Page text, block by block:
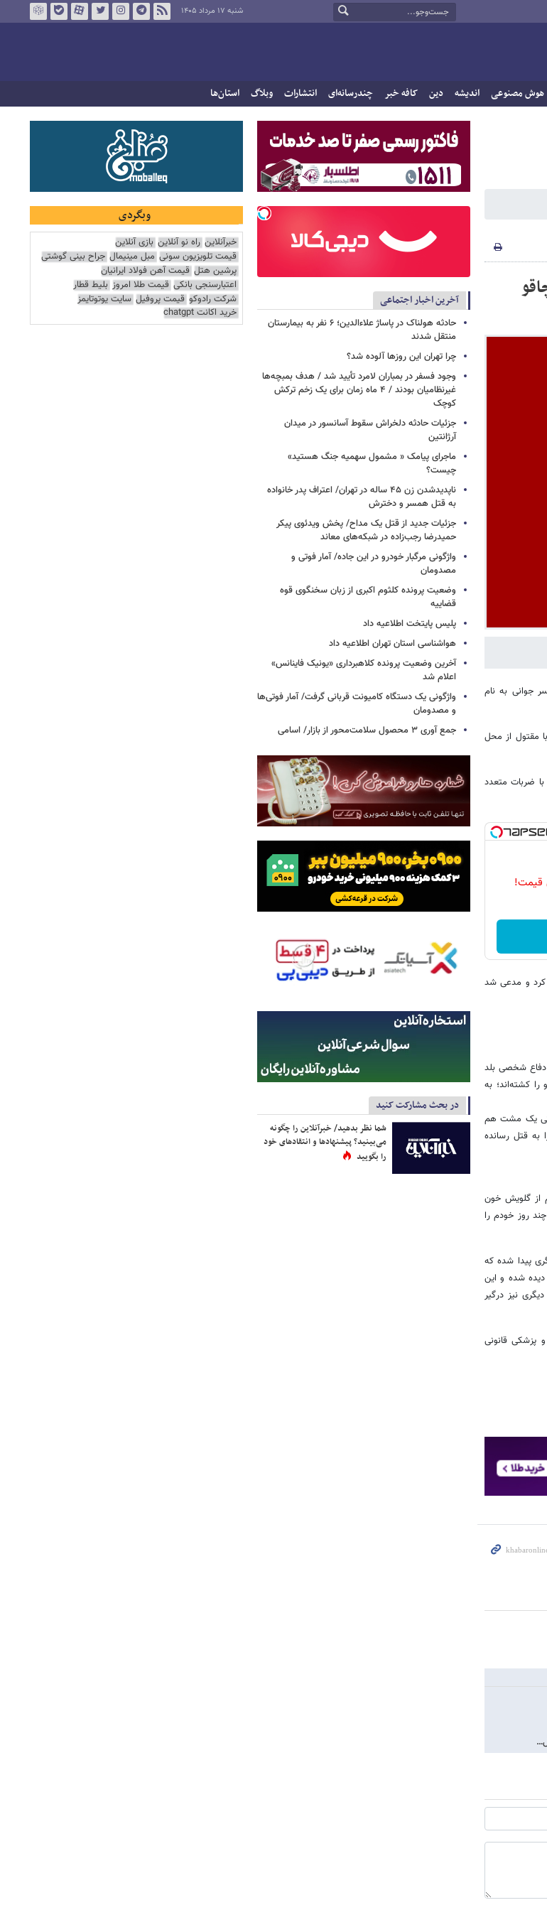
شنبه ۱۷ مرداد ۱۴۰۵
هوش مصنوعی اندیشه دین کافه خبر چندرسانه‌ای انتشارات وبلاگ استان‌ها
جوانی به نام
مقتول از محل
ضربات متعدد
قیمت!
کرد و مدعی شد
شخصی بلد
کشته‌اند؛ به
حتی یک مشت هم
به قتل رسانده
از گلویش خون
روز خودم را
پیدا شده که
دوم اینکه در گزارش پلیس از محل حادثه عنوان شده که رد خون تا 15 متر دیده شده و این
نیز درگیر
پزشکی قانونی
آخرین اخبار اجتماعی
حادثه هولناک در پاساژ علاءالدین؛ ۶ نفر به بیمارستان
منتقل شدند
چرا تهران این روزها آلوده شد؟
وجود فسفر در بمباران لامرد تأیید شد / هدف بمبچه‌ها
غیرنظامیان بودند / ۴ ماه زمان برای یک زخم ترکش
کوچک
جزئیات حادثه دلخراش سقوط آسانسور در میدان
آرژانتین
ماجرای پیامک « مشمول سهمیه جنگ هستید»
چیست؟
ناپدیدشدن زن ۴۵ ساله در تهران/ اعتراف پدر خانواده
به قتل همسر و دخترش
جزئیات جدید از قتل یک مداح/ پخش ویدئوی پیکر
حمیدرضا رجب‌زاده در شبکه‌های معاند
واژگونی مرگبار خودرو در این جاده/ آمار فوتی و
مصدومان
وضعیت پرونده کلثوم اکبری از زبان سخنگوی قوه
قضاییه
پلیس پایتخت اطلاعیه داد
هواشناسی استان تهران اطلاعیه داد
آخرین وضعیت پرونده کلاهبرداری «یونیک فاینانس»
اعلام شد
واژگونی یک دستگاه کامیونت قربانی گرفت/ آمار فوتی‌ها
و مصدومان
جمع آوری ۳ محصول سلامت‌محور از بازار/ اسامی
در بحث مشارکت کنید
شما نظر بدهید/ خبرآنلاین را چگونه
می‌بینید؟ پیشنهادها و انتقادهای خود
را بگویید
وبگردی
خبرآنلاین راه نو آنلاین بازی آنلاین
قیمت تلویزیون سونی مبل مینیمال جراح بینی گوشتی
پرشین هتل قیمت آهن فولاد ایرانیان
اعتبارسنجی بانکی قیمت طلا امروز بلیط قطار
شرکت رادوکو قیمت پروفیل سایت یوتوتایمز
خرید اکانت chatgpt